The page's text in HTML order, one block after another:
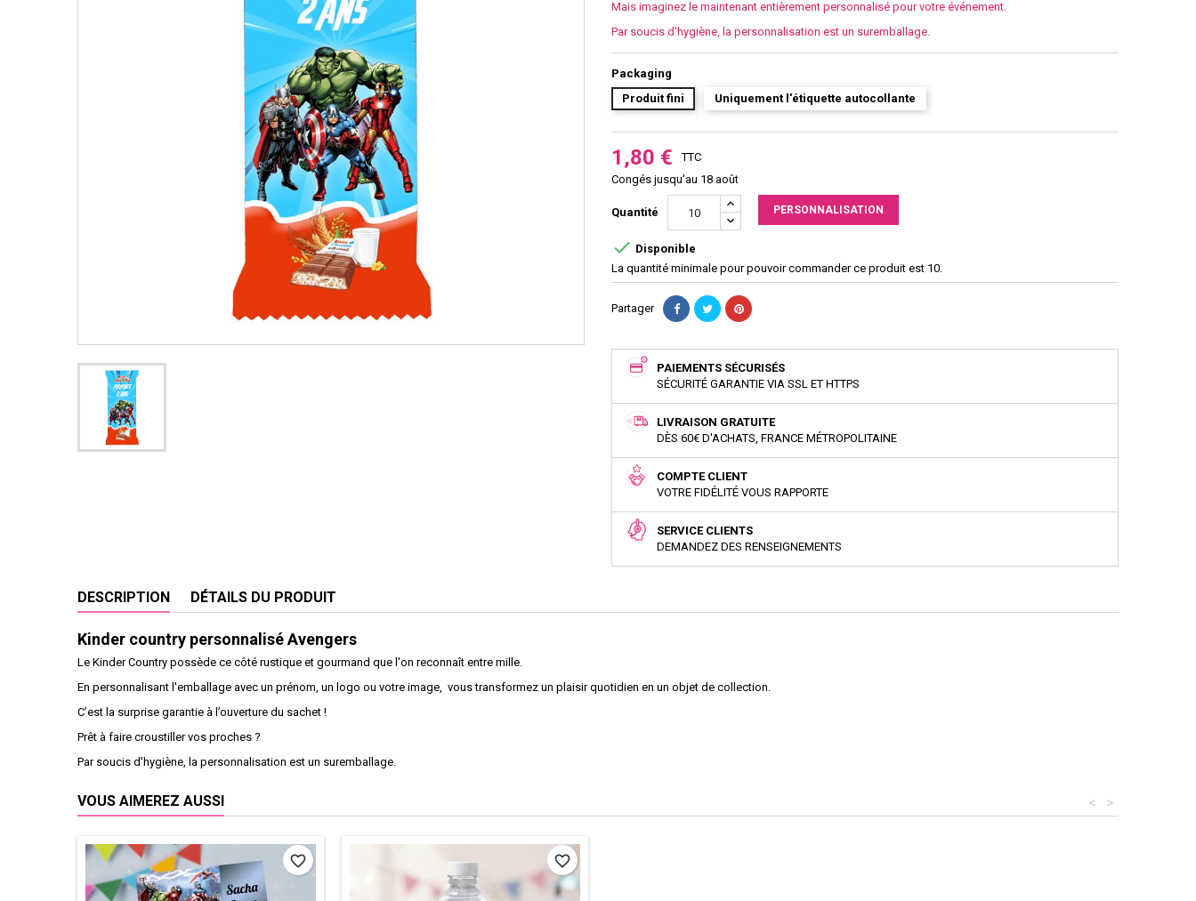
Mais imaginez le maintenant entièrement personnalisé pour votre événement.
Par soucis d'hygiène, la personnalisation est un suremballage.
Packaging
Produit fini
Uniquement l'étiquette autocollante
1,80 €
TTC
Congés jusqu'au 18 août
Quantité PERSONNALISATION
 Disponible
La quantité minimale pour pouvoir commander ce produit est 10.
Partager
PAIEMENTS SÉCURISÉS
SÉCURITÉ GARANTIE VIA SSL ET HTTPS
LIVRAISON GRATUITE
DÈS 60€ D'ACHATS, FRANCE MÉTROPOLITAINE
COMPTE CLIENT
VOTRE FIDÉLITÉ VOUS RAPPORTE
SERVICE CLIENTS
DEMANDEZ DES RENSEIGNEMENTS
DESCRIPTION DÉTAILS DU PRODUIT
Kinder country personnalisé Avengers
Le Kinder Country possède ce côté rustique et gourmand que l'on reconnaît entre mille.
En personnalisant l'emballage avec un prénom, un logo ou votre image, vous transformez un plaisir quotidien en un objet de collection.
C’est la surprise garantie à l’ouverture du sachet !
Prêt à faire croustiller vos proches ?
Par soucis d'hygiène, la personnalisation est un suremballage.
VOUS AIMEREZ AUSSI >
<
favorite_border favorite_border